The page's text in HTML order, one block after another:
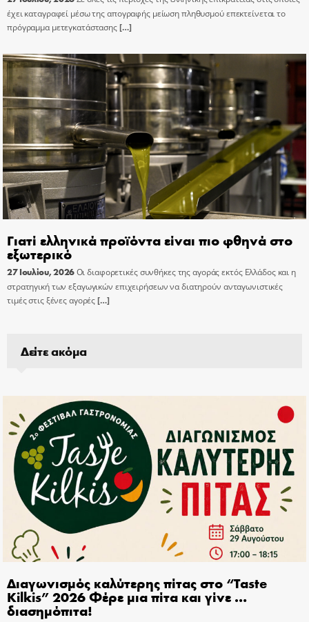
έχει καταγραφεί μέσω της απογραφής μείωση πληθυσμού επεκτείνεται το
πρόγραμμα μετεγκατάστασης[…]
Γιατί ελληνικά προϊόντα είναι πιο φθηνά στο
εξωτερικό
27 Ιουλίου, 2026Οι διαφορετικές συνθήκες της αγοράς εκτός Ελλάδος και η
στρατηγική των εξαγωγικών επιχειρήσεων να διατηρούν ανταγωνιστικές
τιμές στις ξένες αγορές[…]
Δείτε ακόμα
Διαγωνισμός καλύτερης πίτας στο “Taste
Kilkis” 2026 Φέρε μια πίτα και γίνε …
διασημόπιτα!